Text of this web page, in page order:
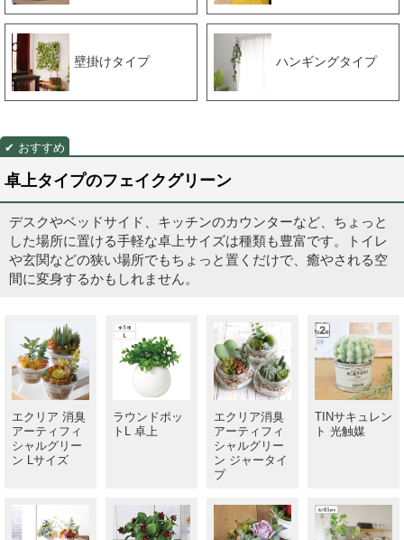
壁掛けタイプ ハンギングタイプ
卓上タイプのフェイクグリーン
デスクやベッドサイド、キッチンのカウンターなど、ちょっと
した場所に置ける手軽な卓上サイズは種類も豊富です。トイレ
や玄関などの狭い場所でもちょっと置くだけで、癒やされる空
間に変身するかもしれません。
エクリア 消臭
アーティフィ
シャルグリー
ン Lサイズ
ラウンドポッ
トL 卓上
エクリア消臭
アーティフィ
シャルグリー
ン ジャータイ
プ
TINサキュレン
ト 光触媒